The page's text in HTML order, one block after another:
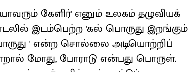
கேளிர்' எனும் உலகம் தழுவியக்
இடம்பெற்ற 'கல் பொருது இறங்கும்
' என்ற சொல்லை அடியொற்றிப்
மோது, போராடு என்பது பொருள்.